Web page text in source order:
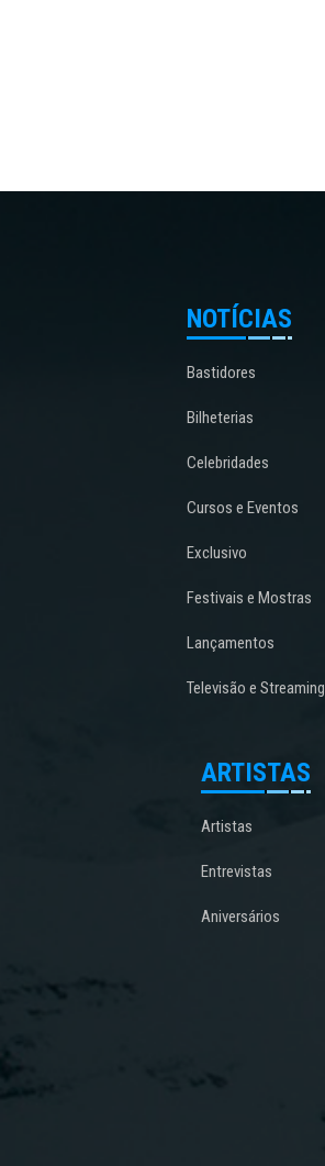
NOTÍCIAS
Bastidores
Bilheterias
Celebridades
Cursos e Eventos
Exclusivo
Festivais e Mostras
Lançamentos
Televisão e Streaming
ARTISTAS
Artistas
Entrevistas
Aniversários